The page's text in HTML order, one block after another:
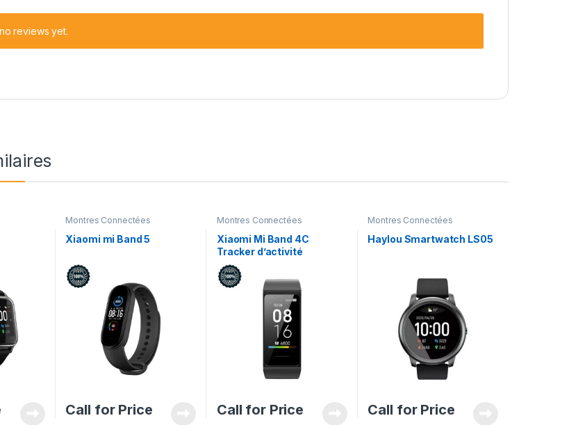
reviews yet.
Montres Connectées
Xiaomi mi Band 5
Call for Price
Montres Connectées
Xiaomi Mi Band 4C
Tracker d’activité
Call for Price
Montres Connectées
Haylou Smartwatch LS05
Call for Price